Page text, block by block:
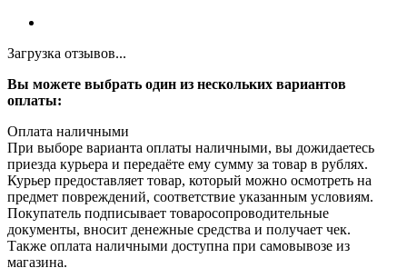
Загрузка отзывов...
Вы можете выбрать один из нескольких вариантов
оплаты:
Оплата наличными
При выборе варианта оплаты наличными, вы дожидаетесь
приезда курьера и передаёте ему сумму за товар в рублях.
Курьер предоставляет товар, который можно осмотреть на
предмет повреждений, соответствие указанным условиям.
Покупатель подписывает товаросопроводительные
документы, вносит денежные средства и получает чек.
Также оплата наличными доступна при самовывозе из
магазина.